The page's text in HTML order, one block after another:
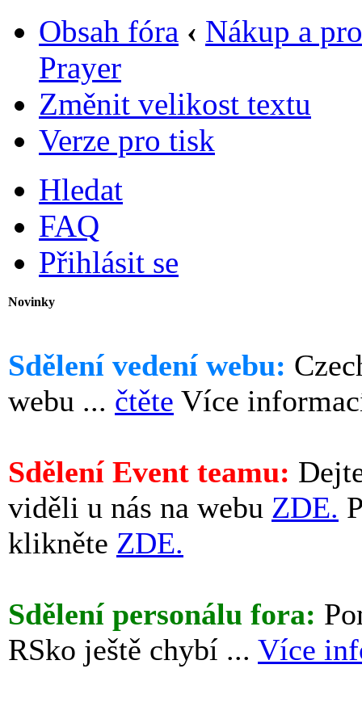
Obsah fóra ‹ Nákup a
Prayer
Změnit velikost textu
Verze pro tisk
Hledat
FAQ
Přihlásit se
Novinky
Sdělení vedení webu:
webu ... čtěte Více
Sdělení Event teamu:
viděli u nás na webu ZDE.
klikněte ZDE.
Sdělení personálu fora:
RSko ještě chybí ... Více